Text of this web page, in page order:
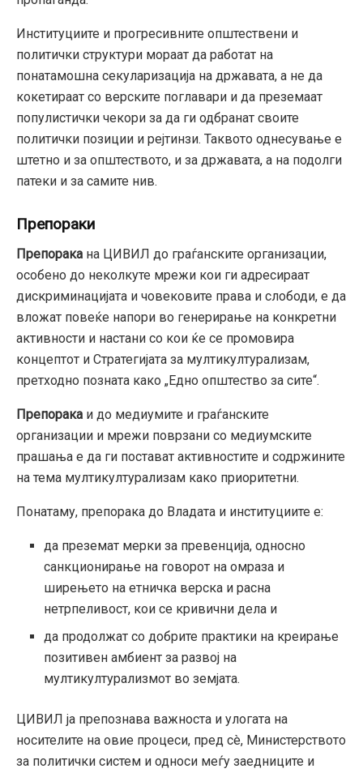
Институциите и прогресивните општествени и
политички структури мораат да работат на
понатамошна секуларизација на државата, а не да
кокетираат со верските поглавари и да преземаат
популистички чекори за да ги одбранат своите
политички позиции и рејтинзи. Таквото однесување е
штетно и за општеството, и за државата, а на подолги
патеки и за самите нив.
Препораки
Препорака на ЦИВИЛ до граѓанските организации,
особено до неколкуте мрежи кои ги адресираат
дискриминацијата и човековите права и слободи, е да
вложат повеќе напори во генерирање на конкретни
активности и настани со кои ќе се промовира
концептот и Стратегијата за мултикултурализам,
претходно позната како „Едно општество за сите“.
Препорака и до медиумите и граѓанските
организации и мрежи поврзани со медиумските
прашања е да ги постават активностите и содржините
на тема мултикултурализам како приоритетни.
Понатаму, препорака до Владата и институциите е:
да преземат мерки за превенција, односно
санкционирање на говорот на омраза и
ширењето на етничка верска и расна
нетрпеливост, кои се кривични дела и
да продолжат со добрите практики на креирање
позитивен амбиент за развој на
мултикултурализмот во земјата.
ЦИВИЛ ја препознава важноста и улогата на
носителите на овие процеси, пред сè, Министерството
за политички систем и односи меѓу заедниците и